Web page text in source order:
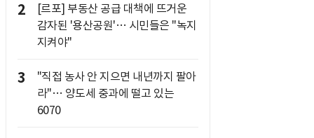
2
[르포] 부동산 공급 대책에 뜨거운
감자된 '용산공원'… 시민들은 "녹지
지켜야"
3
"직접 농사 안 지으면 내년까지 팔아
라"… 양도세 중과에 떨고 있는
6070